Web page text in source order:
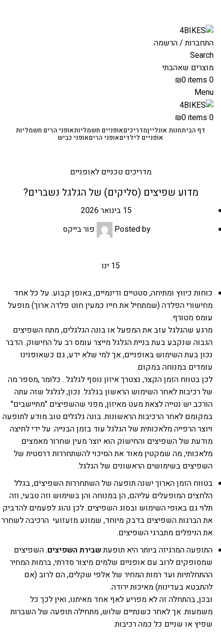
התחברות / הרשמה
Search
מוצרים שאהבתי
0
items
₪0
Menu
0
items
₪0
דף הביתחנות אונלייןמדריכיםאופניים חשמליותאופני הרים חשמליות
אופניים לילדיםאופני הריםאופני כביש
מדריכים טכניים לאופניים
מדוע שפיצים (סליקים) של הגלגל נשברים?
15 בינואר 2026
Posted by
פור בייקס
15 ינו
כוחות כיווץ ומתיחה, סטטיים ודינמיים, באופן קבוע. על כל אחד
מחישורי הפלדה (שמתחיל את חייו כמעין חוט פלדה ארוך) מופעל
עומס מטורף.
מרגע שהגלגל עזב את המפעל או בונה הגלגלים, מתח השפיצים
הגבוה שנקבע בעת בניית הגלגל מייצר עומס רב על החישוק. הדבר
נכון בעת השימוש באופניים, אך למי שלא ידע, גם כשאופנינו
עומדים במנוחה במקום.
לכן בטווח הזמן הקצר, נצטרך איזון נוסף לגלגל . כלומר ,מספר מה
של רכיבות לאחר השימוש הראשון בגלגל. נכון, לגלגל שזה עתה
הורכב יש נטייה לצאת מעט מאיזון, מפני שהשפיצים "מתיישבים"
במקומם לאחר הרכיבות הראשונות. בונה גלגלים טוב מודע לתופעה
ויוצר הרפייה מלאכותית של הגלגל עוד בזמן הבנייה. על ידי לחיצה
מודעת של השפיצים והחישוק הוא יוצר מעין שחרור מאמצים
מלאכותי, מה שמקטין מאוד את הסיכוי להשתחררות דרסטית של
השפיצים בשימושים הראשונים של הגלגל.
בטווח הזמן הארוך ישנה תופעה של השתחררות השפיצים, בגלל
הלחצים המופעלים עליהם, הן במנוחה והן בשימוש וזה טבעי, וזה
תלוי גם באופי השימוש ובסוג השפיצים. לכן נהוג לפעמים להדביק
את הברגות השפיצים בדבק מיוחד, שמונע מזעזועי הרכיבה לשחרר
את הניפלים מתברגי השפיצים.
התופעה המרגיזה ביותר היא תופעתשבירת השפיצים. השפיצים
שמסופקים לרוב עם אופניים שלמים מיצור סדרתי, ברמות המחיר
ההתחלתיות ועד רמות המחיר של אלפי שקלים, הם לרוב (אם
להתבטא בעדינות) מאיכות ירודה.
ובכן, בהתחלה זה לא מפריע לאף אחד מאיתנו, ואין לכך כל
משמעות. אך לאחר כשנתיים שלוש, מתחילה תופעה של השברות
שפיץ או שניים כל כמה רכיבות.